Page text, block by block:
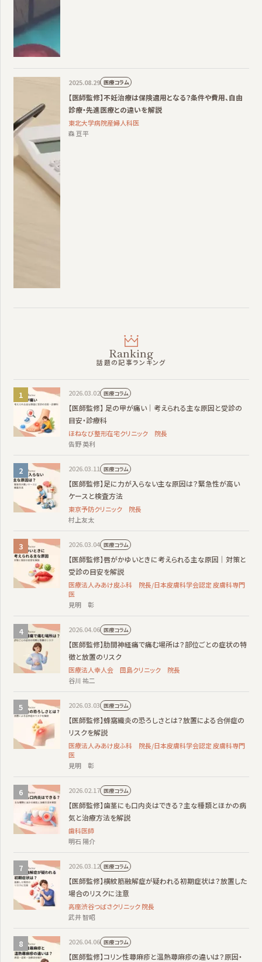
2025.08.29 医療コラム
【医師監修】不妊治療は保険適用となる？条件や費用、自由
診療・先進医療との違いを解説
東北大学病院産婦人科医
森 亘平
Ranking
話題の記事ランキング
2026.03.02 医療コラム
【医師監修】 足の甲が痛い｜考えられる主な原因と受診の
目安・診療科
ほねなび整形在宅クリニック 院長
告野 英利
2026.03.11 医療コラム
【医師監修】足に力が入らない主な原因は？緊急性が高い
ケースと検査方法
東京予防クリニック 院長
村上友太
2026.03.04 医療コラム
【医師監修】唇がかゆいときに考えられる主な原因｜対策と
受診の目安を解説
医療法人みあけ皮ふ科 院長/日本皮膚科学会認定 皮膚科専門
医
見明 彰
2026.04.06 医療コラム
【医師監修】肋間神経痛で痛む場所は？部位ごとの症状の特
徴と放置のリスク
医療法人幸人会 田島クリニック 院長
谷川 祐二
2026.03.03 医療コラム
【医師監修】蜂窩織炎の恐ろしさとは？放置による合併症の
リスクを解説
医療法人みあけ皮ふ科 院長/日本皮膚科学会認定 皮膚科専門
医
見明 彰
2026.02.17 医療コラム
【医師監修】歯茎にも口内炎はできる？主な種類とほかの病
気と治療方法を解説
歯科医師
明石 陽介
2026.03.12 医療コラム
【医師監修】横紋筋融解症が疑われる初期症状は？放置した
場合のリスクに注意
高座渋谷つばさクリニック 院長
武井 智昭
2026.04.06 医療コラム
【医師監修】コリン性蕁麻疹と温熱蕁麻疹の違いは？原因・